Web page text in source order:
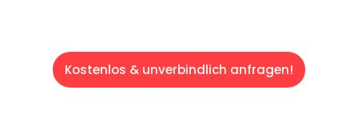
Kostenlos & unverbindlich anfragen!